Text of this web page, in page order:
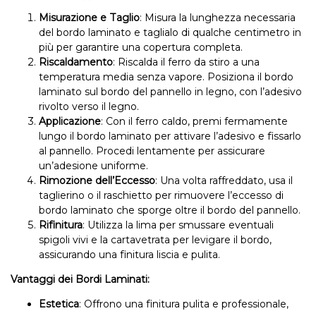
Misurazione e Taglio: Misura la lunghezza necessaria
del bordo laminato e taglialo di qualche centimetro in
più per garantire una copertura completa.
Riscaldamento: Riscalda il ferro da stiro a una
temperatura media senza vapore. Posiziona il bordo
laminato sul bordo del pannello in legno, con l’adesivo
rivolto verso il legno.
Applicazione: Con il ferro caldo, premi fermamente
lungo il bordo laminato per attivare l’adesivo e fissarlo
al pannello. Procedi lentamente per assicurare
un’adesione uniforme.
Rimozione dell’Eccesso: Una volta raffreddato, usa il
taglierino o il raschietto per rimuovere l’eccesso di
bordo laminato che sporge oltre il bordo del pannello.
Rifinitura: Utilizza la lima per smussare eventuali
spigoli vivi e la cartavetrata per levigare il bordo,
assicurando una finitura liscia e pulita.
Vantaggi dei Bordi Laminati:
Estetica: Offrono una finitura pulita e professionale,